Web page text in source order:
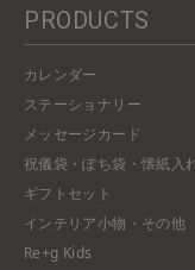
PRODUCTS
カレンダー
ステーショナリー
メッセージカード
祝儀袋・ぽち袋・懐紙入
ギフトセット
インテリア小物・その他
Re+g Kids